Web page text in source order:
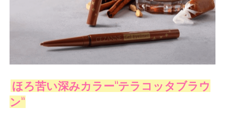
ほろ苦い深みカラー”テラコッタブラウ
ン”